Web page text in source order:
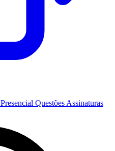
Presencial Questões Assinaturas